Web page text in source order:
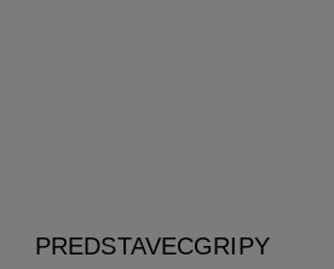
PREDSTAVECGRIPY